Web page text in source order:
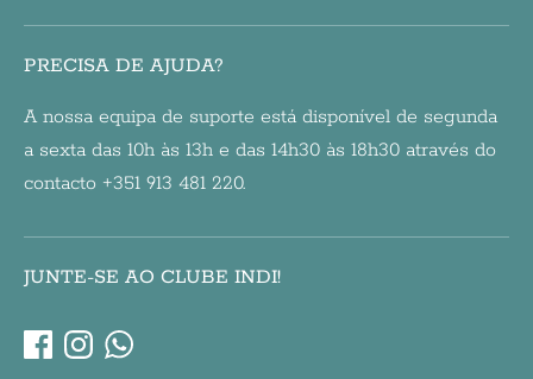
PRECISA DE AJUDA?
A nossa equipa de suporte está disponível de segunda
a sexta das 10h às 13h e das 14h30 às 18h30 através do
contacto +351 913 481 220.
JUNTE-SE AO CLUBE INDI!